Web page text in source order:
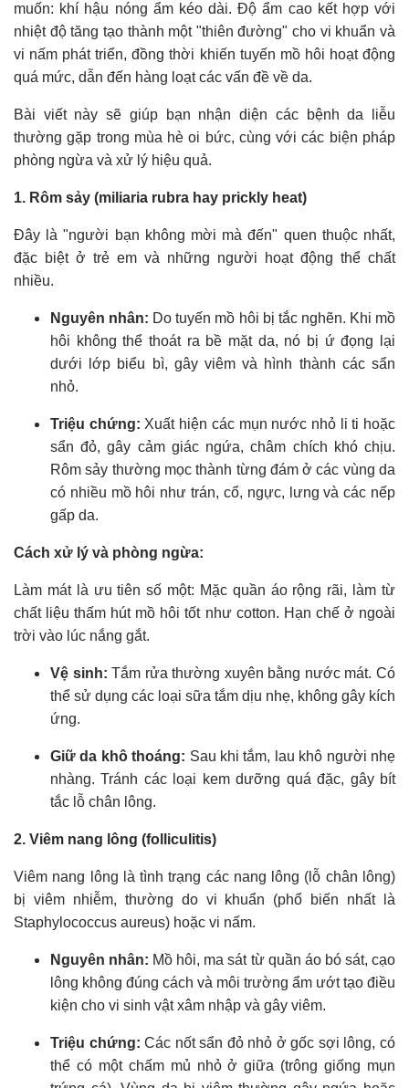
muốn: khí hậu nóng ẩm kéo dài. Độ ẩm cao kết hợp với
nhiệt độ tăng tạo thành một "thiên đường" cho vi khuẩn và
vi nấm phát triển, đồng thời khiến tuyến mồ hôi hoạt động
quá mức, dẫn đến hàng loạt các vấn đề về da.
Bài viết này sẽ giúp bạn nhận diện các bệnh da liễu
thường gặp trong mùa hè oi bức, cùng với các biện pháp
phòng ngừa và xử lý hiệu quả.
1. Rôm sảy (miliaria rubra hay prickly heat)
Đây là "người bạn không mời mà đến" quen thuộc nhất,
đặc biệt ở trẻ em và những người hoạt động thể chất
nhiều.
Nguyên nhân: Do tuyến mồ hôi bị tắc nghẽn. Khi mồ
hôi không thể thoát ra bề mặt da, nó bị ứ đọng lại
dưới lớp biểu bì, gây viêm và hình thành các sẩn
nhỏ.
Triệu chứng: Xuất hiện các mụn nước nhỏ li ti hoặc
sẩn đỏ, gây cảm giác ngứa, châm chích khó chịu.
Rôm sảy thường mọc thành từng đám ở các vùng da
có nhiều mồ hôi như trán, cổ, ngực, lưng và các nếp
gấp da.
Cách xử lý và phòng ngừa:
Làm mát là ưu tiên số một: Mặc quần áo rộng rãi, làm từ
chất liệu thấm hút mồ hôi tốt như cotton. Hạn chế ở ngoài
trời vào lúc nắng gắt.
Vệ sinh: Tắm rửa thường xuyên bằng nước mát. Có
thể sử dụng các loại sữa tắm dịu nhẹ, không gây kích
ứng.
Giữ da khô thoáng: Sau khi tắm, lau khô người nhẹ
nhàng. Tránh các loại kem dưỡng quá đặc, gây bít
tắc lỗ chân lông.
2. Viêm nang lông (folliculitis)
Viêm nang lông là tình trạng các nang lông (lỗ chân lông)
bị viêm nhiễm, thường do vi khuẩn (phổ biến nhất là
Staphylococcus aureus) hoặc vi nấm.
Nguyên nhân: Mồ hôi, ma sát từ quần áo bó sát, cạo
lông không đúng cách và môi trường ẩm ướt tạo điều
kiện cho vi sinh vật xâm nhập và gây viêm.
Triệu chứng:Các nốt sẩn đỏ nhỏ ở gốc sợi lông, có
thể có một chấm mủ nhỏ ở giữa (trông giống mụn